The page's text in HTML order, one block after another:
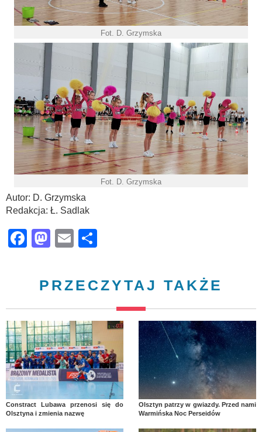
Fot. D. Grzymska
Fot. D. Grzymska
Autor: D. Grzymska
Redakcja: Ł. Sadlak
Facebook
Mastodon
Email
PRZECZYTAJ TAKŻE
Constract Lubawa przenosi się do
Olsztyna i zmienia nazwę
Olsztyn patrzy w gwiazdy. Przed nami
Warmińska Noc Perseidów